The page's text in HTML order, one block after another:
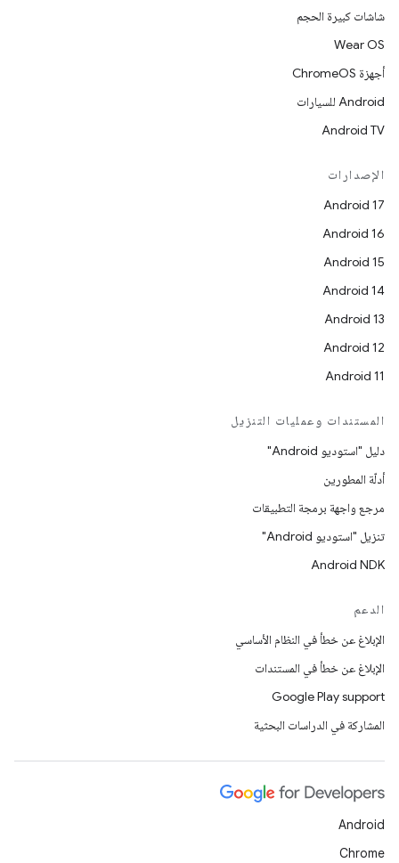
شاشات كبيرة الحجم
Wear OS
أجهزة ChromeOS
Android للسيارات
Android TV
الإصدارات
Android 17
Android 16
Android 15
Android 14
Android 13
Android 12
Android 11
المستندات وعمليات التنزيل
دليل "استوديو Android"
أدلّة المطورين
مرجع واجهة برمجة التطبيقات
تنزيل "استوديو Android"
Android NDK
الدعم
الإبلاغ عن خطأ في النظام الأساسي
الإبلاغ عن خطأ في المستندات
Google Play support
المشاركة في الدراسات البحثية
Android
Chrome